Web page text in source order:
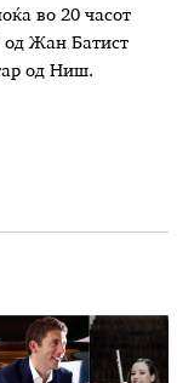
во 20 часот
од Жан Батист
од Ниш.